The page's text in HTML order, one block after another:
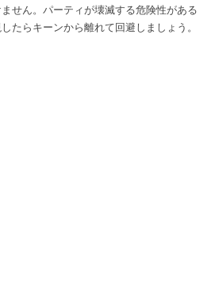
せん。パーティが壊滅する危険性がある
たらキーンから離れて回避しましょう。